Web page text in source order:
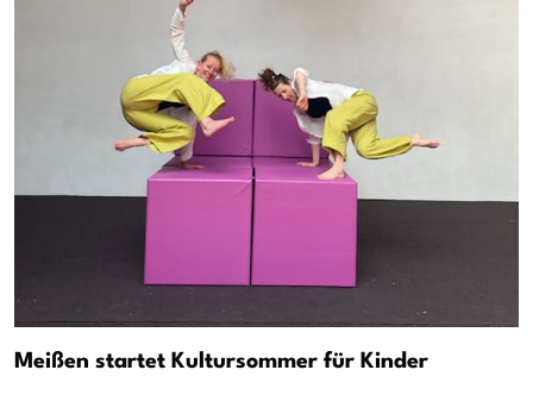
Meißen startet Kultursommer für Kinder